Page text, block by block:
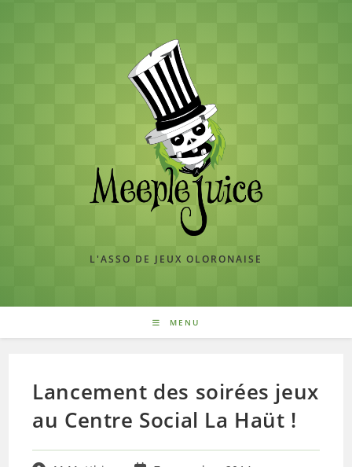
L'ASSO DE JEUX OLORONAISE
MENU
Lancement des soirées jeux
au Centre Social La Haüt !